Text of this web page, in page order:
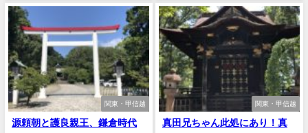
関東・甲信越
源頼朝と護良親王、鎌倉時代
関東・甲信越
真田兄ちゃん此処にあり！真